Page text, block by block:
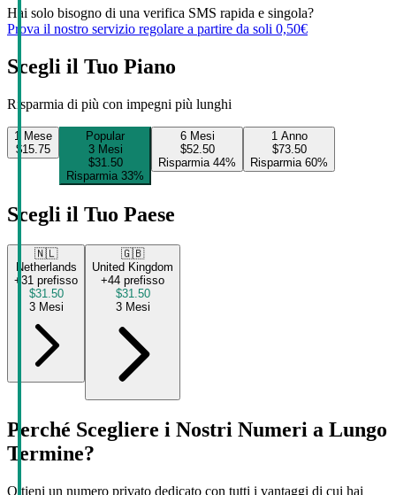
Hai solo bisogno di una verifica SMS rapida e singola?
Prova il nostro servizio regolare a partire da soli 0,50€
Scegli il Tuo Piano
Risparmia di più con impegni più lunghi
1 Mese
$15.75
Popular
3 Mesi
$31.50
Risparmia 33%
6 Mesi
$52.50
Risparmia 44%
1 Anno
$73.50
Risparmia 60%
Scegli il Tuo Paese
🇳🇱
Netherlands
+31 prefisso
$31.50
3 Mesi
🇬🇧
United Kingdom
+44 prefisso
$31.50
3 Mesi
Perché Scegliere i Nostri Numeri a Lungo
Termine?
Ottieni un numero privato dedicato con tutti i vantaggi di cui hai